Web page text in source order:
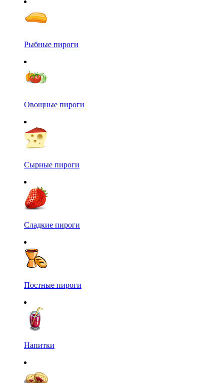
Рыбные пироги
Овощные пироги
Сырные пироги
Сладкие пироги
Постные пироги
Напитки